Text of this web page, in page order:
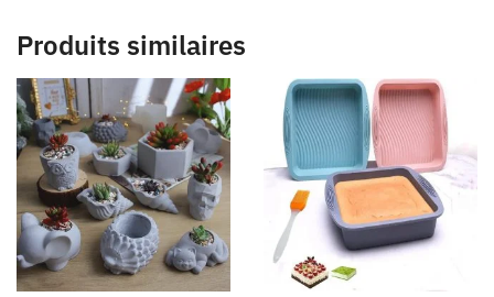
Produits similaires